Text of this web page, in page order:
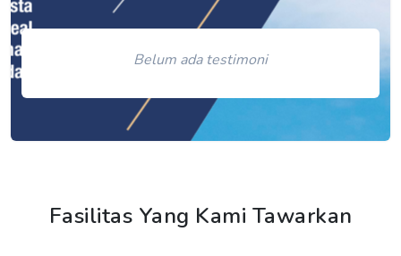
Belum ada testimoni
Fasilitas Yang Kami Tawarkan